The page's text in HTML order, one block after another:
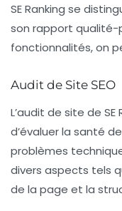
SE Ranking se
son rapport qualité-
fonctionnalités, on
Audit de Site SEO
L’audit de site de
d’évaluer la santé
problèmes
divers aspects tels
de la page et la